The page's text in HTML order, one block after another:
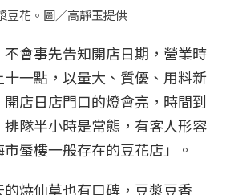
豆花。圖／高靜玉提供
會事先告知開店日期，營業時
一點，以量大、質優、用料新
店日店門口的燈會亮，時間到
隊半小時是常態，有客人形容
蜃樓一般存在的豆花店」。
燒仙草也有口碑，豆漿豆香